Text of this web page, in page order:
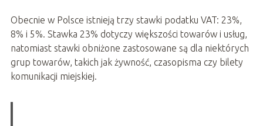
Obecnie w Polsce istnieją trzy stawki podatku VAT: 23%,
8% i 5%. Stawka 23% dotyczy większości towarów i usług,
natomiast stawki obniżone zastosowane są dla niektórych
grup towarów, takich jak żywność, czasopisma czy bilety
komunikacji miejskiej.